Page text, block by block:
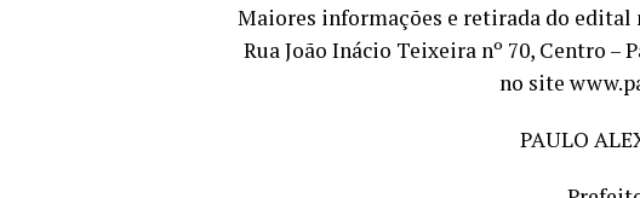
Maiores informações e retirada do edital
Rua João Inácio Teixeira nº 70, Centro –
no site
PAULO